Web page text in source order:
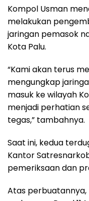
Kompol Usman
melakukan
jaringan pemasok
Kota Palu.
“Kami akan terus
mengungkap
masuk ke wilayah
menjadi perhatian
tegas,” tambahnya.
Saat ini, kedua
Kantor
pemeriksaan dan
Atas perbuatannya,